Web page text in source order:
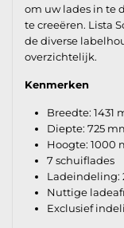
om uw lades in te
te creeëren. Lista
de diverse
overzichtelijk.
Kenmerken
Breedte: 1431
Diepte: 725
Hoogte: 1000
7 schuiflades
Ladeindeling:
Nuttige
Exclusief